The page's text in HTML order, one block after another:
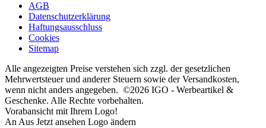
AGB
Datenschutzerklärung
Haftungsausschluss
Cookies
Sitemap
Alle angezeigten Preise verstehen sich zzgl. der gesetzlichen
Mehrwertsteuer und anderer Steuern sowie der Versandkosten,
wenn nicht anders angegeben. ©2026 IGO - Werbeartikel &
Geschenke. Alle Rechte vorbehalten.
Vorabansicht mit Ihrem Logo!
An Aus Jetzt ansehen Logo ändern